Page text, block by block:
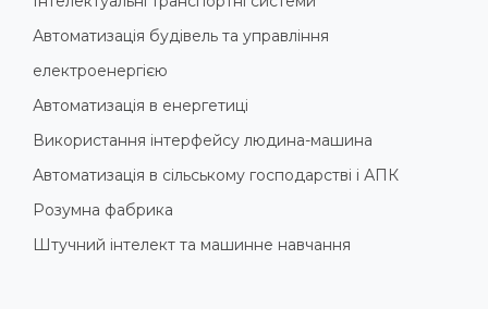
Автоматизація будівель та управління
електроенергією
Автоматизація в енергетиці
Використання інтерфейсу людина-машина
Автоматизація в сільському господарстві і АПК
Розумна фабрика
Штучний інтелект та машинне навчання